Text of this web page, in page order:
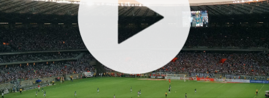
Play